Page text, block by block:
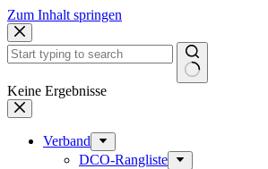
Zum Inhalt springen
Keine Ergebnisse
Verband
DCO-Rangliste